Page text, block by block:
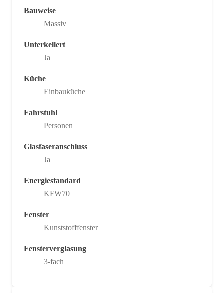
Bauweise
Massiv
Unterkellert
Ja
Küche
Einbauküche
Fahrstuhl
Personen
Glasfaseranschluss
Ja
Energiestandard
KFW70
Fenster
Kunststofffenster
Fensterverglasung
3-fach